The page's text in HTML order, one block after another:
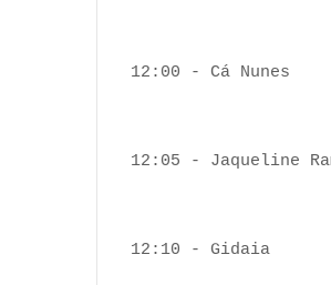
12:00 - Cá Nunes
12:05 - Jaqueline
12:10 - Gidaia